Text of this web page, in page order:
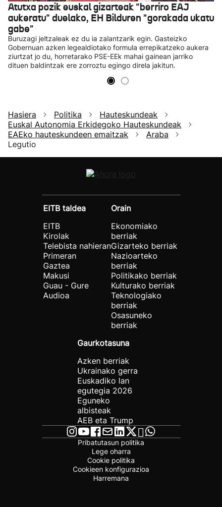
Atutxa pozik euskal gizarteak "berriro EAJ
aukeratu" duelako, EH Bilduren "gorakada ukatu
gabe"
Buruzagi jeltzaleak ez du ia zalantzarik egin. Gasteizko
Gobernuan azken legealdiotako formula errepikatzeko aukera
ziurtzat jo du, horretarako PSE-EEk mahai gainean jarriko
dituen baldintzak ere zorroztu egingo direla jakitun.
Hasiera Politika
Hauteskundeak
Euskal Autonomia Erkidegoko Hauteskundeak
EAEko hauteskundeen emaitzak
Araba
Legutio
EITB taldea
EITB
Kirolak
Telebista nahieran
Primeran
Gaztea
Makusi
Guau - Gure
Audioa
Orain
Ekonomiako
berriak
Gizarteko berriak
Nazioarteko
berriak
Politikako berriak
Kulturako berriak
Teknologiako
berriak
Osasuneko
berriak
Gaurkotasuna
Azken berriak
Ukrainako gerra
Euskadiko lan
egutegia 2026
Eguneko
albisteak
AEB eta Trump
Pribatutasun politika
Lege oharra
Cookie politika
Cookieen konfigurazioa
Harremana